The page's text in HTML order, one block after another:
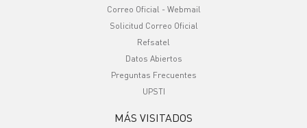
Correo Oficial - Webmail
Solicitud Correo Oficial
Refsatel
Datos Abiertos
Preguntas Frecuentes
UPSTI
MÁS VISITADOS